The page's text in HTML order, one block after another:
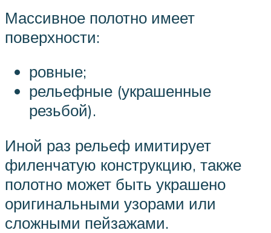
Массивное полотно имеет
поверхности:
ровные;
рельефные (украшенные
резьбой).
Иной раз рельеф имитирует
филенчатую конструкцию, также
полотно может быть украшено
оригинальными узорами или
сложными пейзажами.